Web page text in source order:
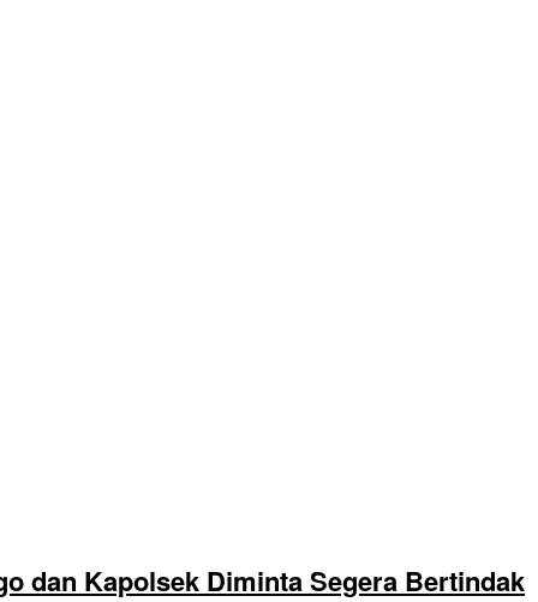
dan Kapolsek Diminta Segera Bertindak